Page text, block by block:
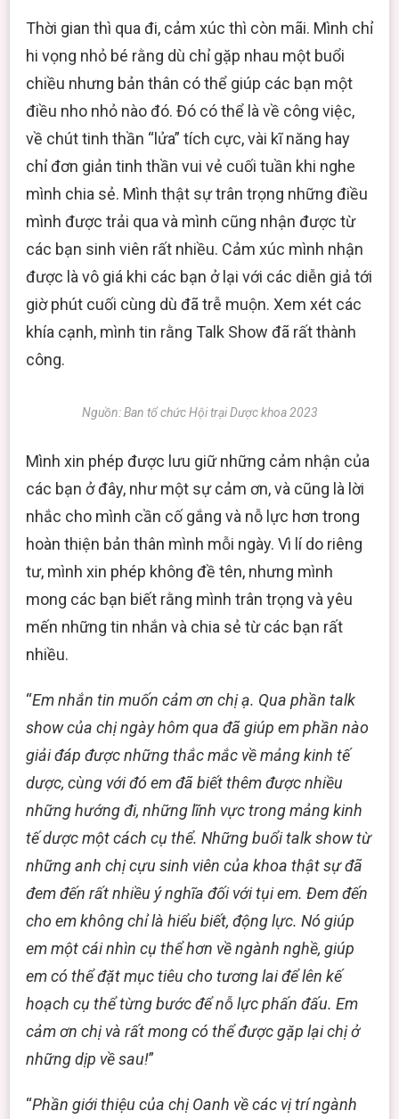
Thời gian thì qua đi, cảm xúc thì còn mãi. Mình chỉ
hi vọng nhỏ bé rằng dù chỉ gặp nhau một buổi
chiều nhưng bản thân có thể giúp các bạn một
điều nho nhỏ nào đó. Đó có thể là về công việc,
về chút tinh thần “lửa” tích cực, vài kĩ năng hay
chỉ đơn giản tinh thần vui vẻ cuối tuần khi nghe
mình chia sẻ. Mình thật sự trân trọng những điều
mình được trải qua và mình cũng nhận được từ
các bạn sinh viên rất nhiều. Cảm xúc mình nhận
được là vô giá khi các bạn ở lại với các diễn giả tới
giờ phút cuối cùng dù đã trễ muộn. Xem xét các
khía cạnh, mình tin rằng Talk Show đã rất thành
công.
Nguồn: Ban tổ chức Hội trại Dược khoa 2023
Mình xin phép được lưu giữ những cảm nhận của
các bạn ở đây, như một sự cảm ơn, và cũng là lời
nhắc cho mình cần cố gắng và nỗ lực hơn trong
hoàn thiện bản thân mình mỗi ngày. Vì lí do riêng
tư, mình xin phép không đề tên, nhưng mình
mong các bạn biết rằng mình trân trọng và yêu
mến những tin nhắn và chia sẻ từ các bạn rất
nhiều.
“Em nhắn tin muốn cảm ơn chị ạ. Qua phần talk
show của chị ngày hôm qua đã giúp em phần nào
giải đáp được những thắc mắc về mảng kinh tế
dược, cùng với đó em đã biết thêm được nhiều
những hướng đi, những lĩnh vực trong mảng kinh
tế dược một cách cụ thể. Những buổi talk show từ
những anh chị cựu sinh viên của khoa thật sự đã
đem đến rất nhiều ý nghĩa đối với tụi em. Đem đến
cho em không chỉ là hiểu biết, động lực. Nó giúp
em một cái nhìn cụ thể hơn về ngành nghề, giúp
em có thể đặt mục tiêu cho tương lai để lên kế
hoạch cụ thể từng bước để nỗ lực phấn đấu. Em
cảm ơn chị và rất mong có thể được gặp lại chị ở
những dịp về sau!”
“Phần giới thiệu của chị Oanh về các vị trí ngành